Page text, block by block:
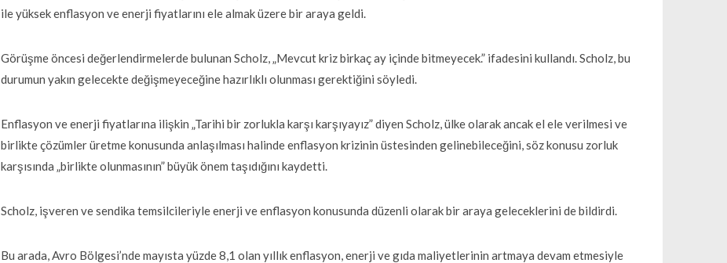
ile yüksek enflasyon ve enerji fiyatlarını ele almak üzere bir araya geldi.
Görüşme öncesi değerlendirmelerde bulunan Scholz, „Mevcut kriz birkaç ay içinde bitmeyecek.” ifadesini kullandı. Scholz, bu
durumun yakın gelecekte değişmeyeceğine hazırlıklı olunması gerektiğini söyledi.
Enflasyon ve enerji fiyatlarına ilişkin „Tarihi bir zorlukla karşı karşıyayız” diyen Scholz, ülke olarak ancak el ele verilmesi ve
birlikte çözümler üretme konusunda anlaşılması halinde enflasyon krizinin üstesinden gelinebileceğini, söz konusu zorluk
karşısında „birlikte olunmasının” büyük önem taşıdığını kaydetti.
Scholz, işveren ve sendika temsilcileriyle enerji ve enflasyon konusunda düzenli olarak bir araya geleceklerini de bildirdi.
Bu arada, Avro Bölgesi’nde mayısta yüzde 8,1 olan yıllık enflasyon, enerji ve gıda maliyetlerinin artmaya devam etmesiyle